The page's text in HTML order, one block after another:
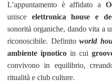
L’appuntamento è affidato a
unisce elettronica house e
sonorità organiche, dando vita a
riconoscibile. Definitoworld
ambiente ipnoticoin cui
convivono in equilibrio,
ritualità e club culture.